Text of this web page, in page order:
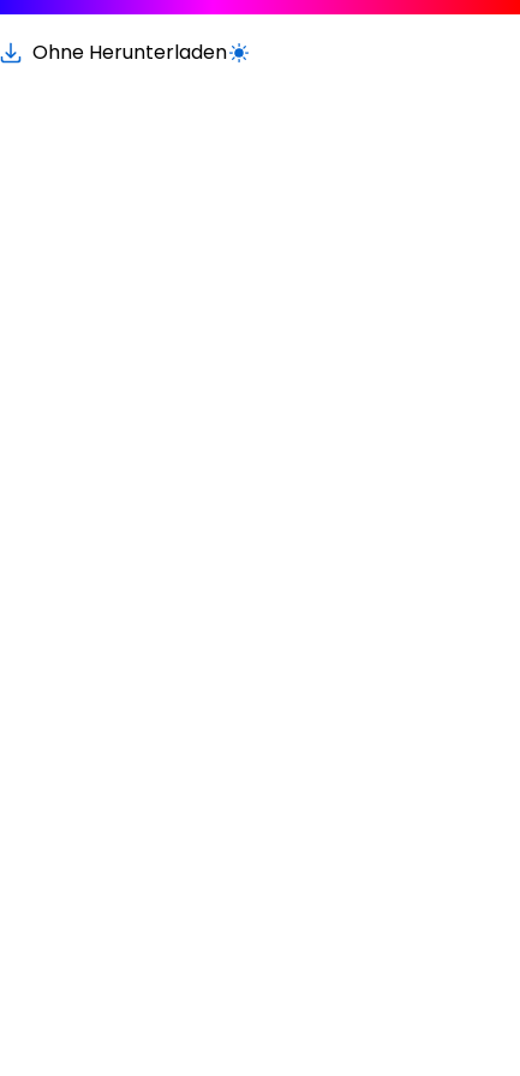
Ohne HerunterladenWechseln zur hellen / dunklen